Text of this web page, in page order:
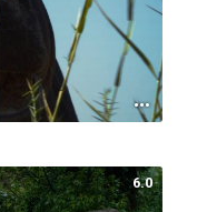
6.0